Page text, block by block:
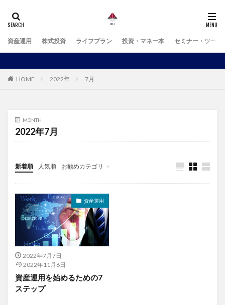
資産運用 株式投資 ライフプラン 投資・マネー本 セミナー・ツール
HOME 2022年 7月
MONTH
2022年7月
新着順 人気順 お勧めカテゴリ
未分類
資産運用
2022年7月7日
2022年11月6日
資産運用を始めるための7
ステップ